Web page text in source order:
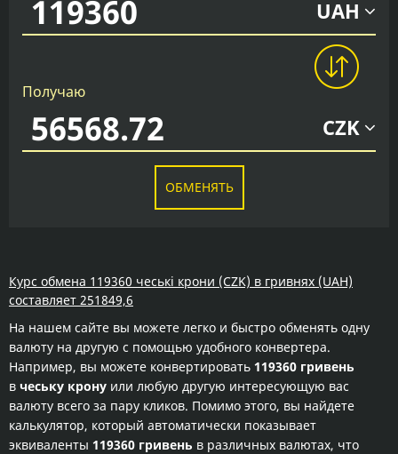
UAH
Получаю
CZK
ОБМЕНЯТЬ
Курс обмена 119360 чеські крони (CZK) в гривнях (UAH)
составляет 251849,6
На нашем сайте вы можете легко и быстро обменять одну
валюту на другую с помощью удобного конвертера.
Например, вы можете конвертировать 119360 гривень
в чеську крону или любую другую интересующую вас
валюту всего за пару кликов. Помимо этого, вы найдете
калькулятор, который автоматически показывает
эквиваленты 119360 гривень в различных валютах, что